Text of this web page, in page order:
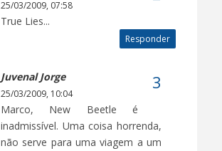
25/03/2009, 07:58
True Lies...
Responder
Juvenal Jorge
25/03/2009, 10:04
Marco, New Beetle é
inadmissível. Uma coisa horrenda,
não serve para uma viagem a um